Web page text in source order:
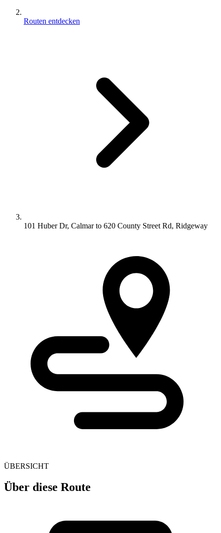
Routen entdecken
101 Huber Dr, Calmar to 620 County Street Rd, Ridgeway
ÜBERSICHT
Über diese Route